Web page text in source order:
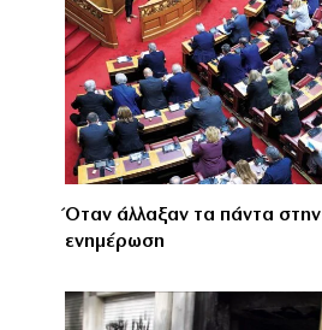
Όταν άλλαξαν τα πάντα στην
ενημέρωση